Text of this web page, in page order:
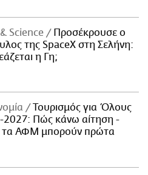
Science
Προσέκρουσε ο
της SpaceX στη Σελήνη:
η Γη;
Τουρισμός για Όλους
2027: Πώς κάνω αίτηση -
τα ΑΦΜ μπορούν πρώτα